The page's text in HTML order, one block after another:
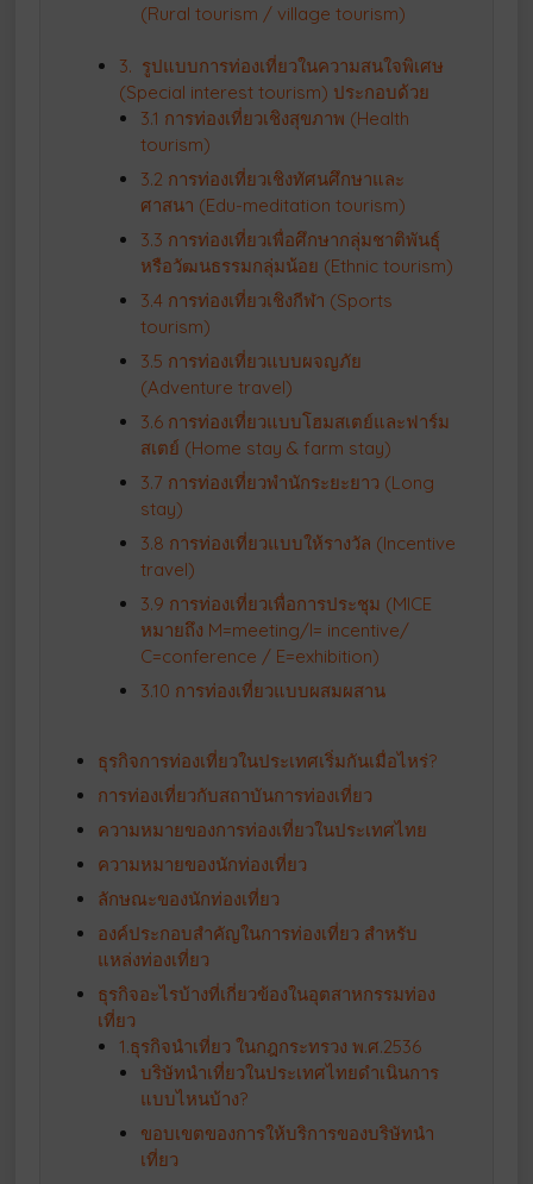
(Rural tourism / village tourism)
3. รูปแบบการท่องเที่ยวในความสนใจพิเศษ
(Special interest tourism) ประกอบด้วย
3.1 การท่องเที่ยวเชิงสุขภาพ (Health
tourism)
3.2 การท่องเที่ยวเชิงทัศนศึกษาและ
ศาสนา (Edu-meditation tourism)
3.3 การท่องเที่ยวเพื่อศึกษากลุ่มชาติพันธุ์
หรือวัฒนธรรมกลุ่มน้อย (Ethnic tourism)
3.4 การท่องเที่ยวเชิงกีฬา (Sports
tourism)
3.5 การท่องเที่ยวแบบผจญภัย
(Adventure travel)
3.6 การท่องเที่ยวแบบโฮมสเตย์และฟาร์ม
สเตย์ (Home stay & farm stay)
3.7 การท่องเที่ยวพำนักระยะยาว (Long
stay)
3.8 การท่องเที่ยวแบบให้รางวัล (Incentive
travel)
3.9 การท่องเที่ยวเพื่อการประชุม (MICE
หมายถึง M=meeting/I= incentive/
C=conference / E=exhibition)
3.10 การท่องเที่ยวแบบผสมผสาน
ธุรกิจการท่องเที่ยวในประเทศเริ่มกันเมื่อไหร่?
การท่องเที่ยวกับสถาบันการท่องเที่ยว
ความหมายของการท่องเที่ยวในประเทศไทย
ความหมายของนักท่องเที่ยว
ลักษณะของนักท่องเที่ยว
องค์ประกอบสำคัญในการท่องเที่ยว สำหรับ
แหล่งท่องเที่ยว
ธุรกิจอะไรบ้างที่เกี่ยวข้องในอุตสาหกรรมท่อง
เที่ยว
1.ธุรกิจนำเที่ยว ในกฎกระทรวง พ.ศ.2536
บริษัทนำเที่ยวในประเทศไทยดำเนินการ
แบบไหนบ้าง?
ขอบเขตของการให้บริการของบริษัทนำ
เที่ยว